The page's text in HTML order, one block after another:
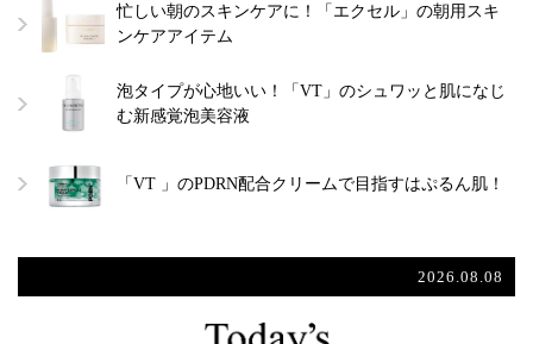
忙しい朝のスキンケアに！「エクセル」の朝用スキ
ンケアアイテム
泡タイプが心地いい！「VT」のシュワッと肌になじ
む新感覚泡美容液
「VT 」のPDRN配合クリームで目指すはぷるん肌！
2026.08.08